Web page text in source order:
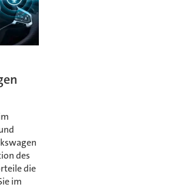
des
die
im